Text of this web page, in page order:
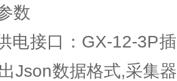
数
电接口：GX-12-3P
Json数据格式,采集